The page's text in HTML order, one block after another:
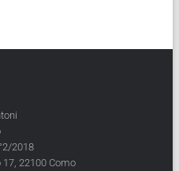
2018
22100 Como